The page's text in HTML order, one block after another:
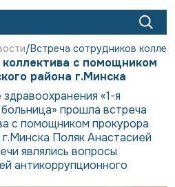
Встреча сотрудников
коллектива с помощником
района г.Минска
«1-я
прошла встреча
с помощником прокурора
Поляк Анастасией
являлись вопросы
антикоррупционного